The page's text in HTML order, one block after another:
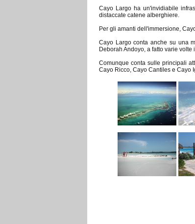
Cayo Largo ha un'invidiabile
distaccate catene alberghiere.
Per gli amanti dell'immersione,
Cayo Largo conta anche su una
Deborah Andoyo, a fatto varie
Comunque conta sulle principali
Cayo Ricco, Cayo Cantiles e Cayo